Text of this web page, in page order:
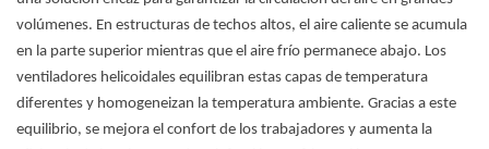
volúmenes. En estructuras de techos altos, el aire caliente se acumula
en la parte superior mientras que el aire frío permanece abajo. Los
ventiladores helicoidales equilibran estas capas de temperatura
diferentes y homogeneizan la temperatura ambiente. Gracias a este
equilibrio, se mejora el confort de los trabajadores y aumenta la